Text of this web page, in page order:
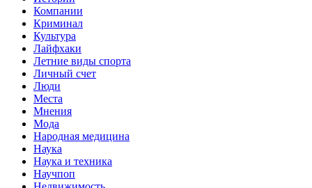
Компании
Криминал
Культура
Лайфхаки
Летние виды спорта
Личный счет
Люди
Места
Мнения
Мода
Народная медицина
Наука
Наука и техника
Научпоп